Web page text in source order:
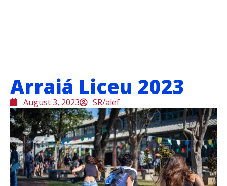
Arraiá Liceu 2023
August 3, 2023 SR/alef